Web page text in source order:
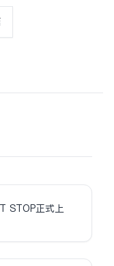
STOP正式上